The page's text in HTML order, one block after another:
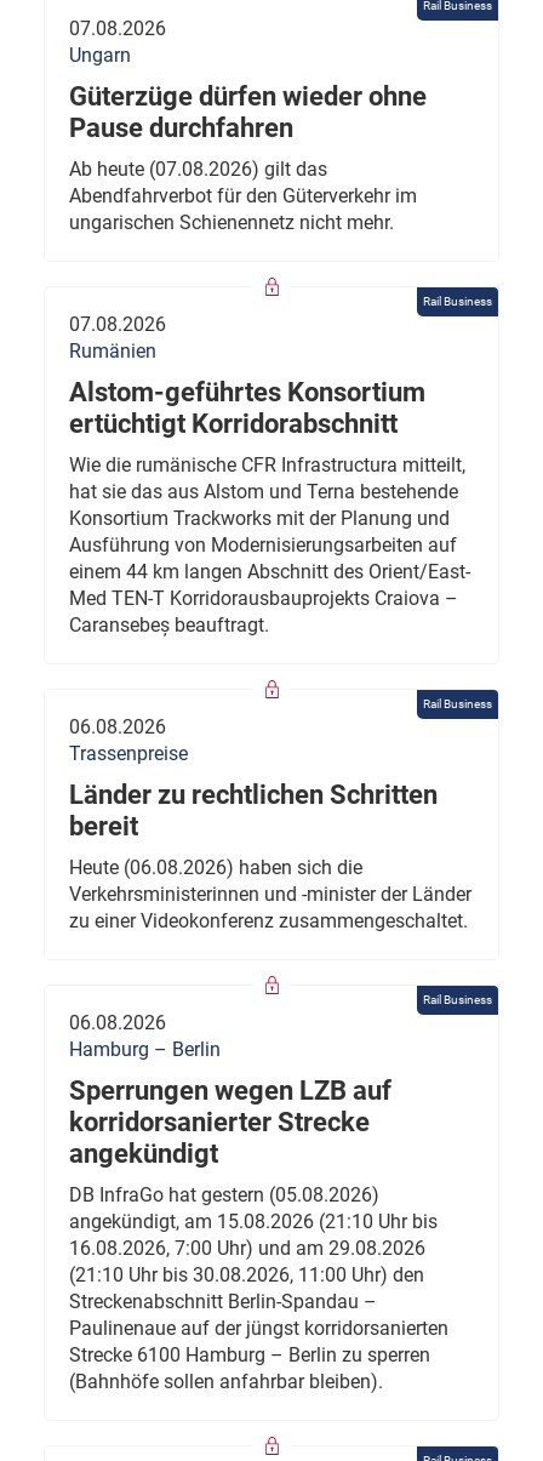
Rail Business
07.08.2026
Ungarn
Güterzüge dürfen wieder ohne
Pause durchfahren
Ab heute (07.08.2026) gilt das
Abendfahrverbot für den Güterverkehr im
ungarischen Schienennetz nicht mehr.
Rail Business
07.08.2026
Rumänien
Alstom-geführtes Konsortium
ertüchtigt Korridorabschnitt
Wie die rumänische CFR Infrastructura mitteilt,
hat sie das aus Alstom und Terna bestehende
Konsortium Trackworks mit der Planung und
Ausführung von Modernisierungsarbeiten auf
einem 44 km langen Abschnitt des Orient/East-
Med TEN-T Korridorausbauprojekts Craiova –
Caransebeș beauftragt.
Rail Business
06.08.2026
Trassenpreise
Länder zu rechtlichen Schritten
bereit
Heute (06.08.2026) haben sich die
Verkehrsministerinnen und -minister der Länder
zu einer Videokonferenz zusammengeschaltet.
Rail Business
06.08.2026
Hamburg – Berlin
Sperrungen wegen LZB auf
korridorsanierter Strecke
angekündigt
DB InfraGo hat gestern (05.08.2026)
angekündigt, am 15.08.2026 (21:10 Uhr bis
16.08.2026, 7:00 Uhr) und am 29.08.2026
(21:10 Uhr bis 30.08.2026, 11:00 Uhr) den
Streckenabschnitt Berlin-Spandau –
Paulinenaue auf der jüngst korridorsanierten
Strecke 6100 Hamburg – Berlin zu sperren
(Bahnhöfe sollen anfahrbar bleiben).